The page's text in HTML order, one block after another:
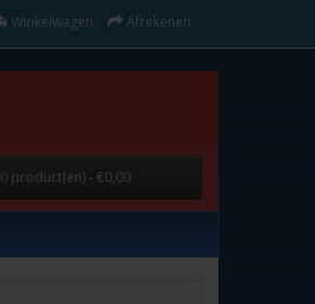
Winkelwagen Afrekenen
0 product(en) - €0,00